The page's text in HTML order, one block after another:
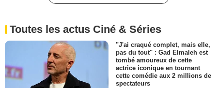
Toutes les actus Ciné & Séries
"J'ai craqué complet, mais elle,
pas du tout" : Gad Elmaleh est
tombé amoureux de cette
actrice iconique en tournant
cette comédie aux 2 millions de
spectateurs